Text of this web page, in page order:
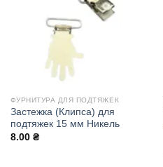
ФУРНИТУРА ДЛЯ ПОДТЯЖЕК
Застежка (Клипса) для
подтяжек 15 мм Никель
8.00 ₴